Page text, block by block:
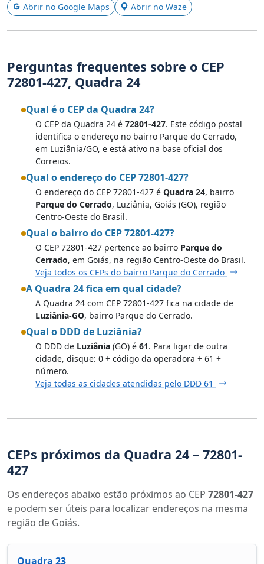
Abrir no Google Maps Abrir no Waze
Perguntas frequentes sobre o CEP
72801-427, Quadra 24
Qual é o CEP da Quadra 24?
O CEP da Quadra 24 é 72801-427. Este código postal
identifica o endereço no bairro Parque do Cerrado,
em Luziânia/GO, e está ativo na base oficial dos
Correios.
Qual o endereço do CEP 72801-427?
O endereço do CEP 72801-427 é Quadra 24, bairro
Parque do Cerrado, Luziânia, Goiás (GO), região
Centro-Oeste do Brasil.
Qual o bairro do CEP 72801-427?
O CEP 72801-427 pertence ao bairro Parque do
Cerrado, em Goiás, na região Centro-Oeste do Brasil.
Veja todos os CEPs do bairro Parque do Cerrado
A Quadra 24 fica em qual cidade?
A Quadra 24 com CEP 72801-427 fica na cidade de
Luziânia-GO, bairro Parque do Cerrado.
Qual o DDD de Luziânia?
O DDD de Luziânia (GO) é 61. Para ligar de outra
cidade, disque: 0 + código da operadora + 61 +
número.
Veja todas as cidades atendidas pelo DDD 61
CEPs próximos da Quadra 24 – 72801-
427
Os endereços abaixo estão próximos ao CEP 72801-427
e podem ser úteis para localizar endereços na mesma
região de Goiás.
Quadra 23